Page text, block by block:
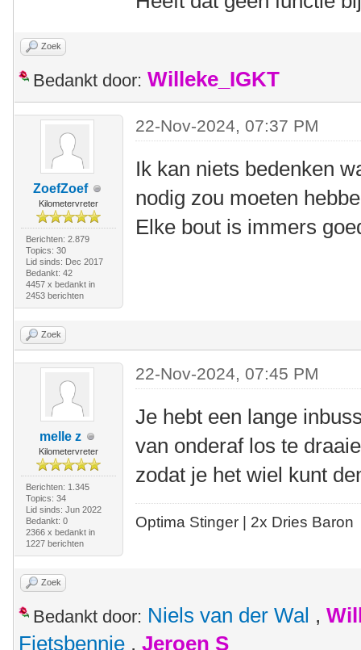
Zoek
Bedankt door: Willeke_IGKT
ZoefZoef
Kilometervreter
Berichten: 2.879
Topics: 30
Lid sinds: Dec 2017
Bedankt: 42
4457 x bedankt in
2453 berichten
22-Nov-2024, 07:37 PM
Ik kan niets bedenken
nodig zou moeten
Elke bout is immers
Zoek
melle z
Kilometervreter
Berichten: 1.345
Topics: 34
Lid sinds: Jun 2022
Bedankt: 0
2366 x bedankt in
1227 berichten
22-Nov-2024, 07:45 PM
Je hebt een lange
van onderaf los te
zodat je het wiel kunt
Optima Stinger | 2x Dries Baron
Zoek
Bedankt door: Niels van der Wal ,
Fietsbennie , Jeroen S